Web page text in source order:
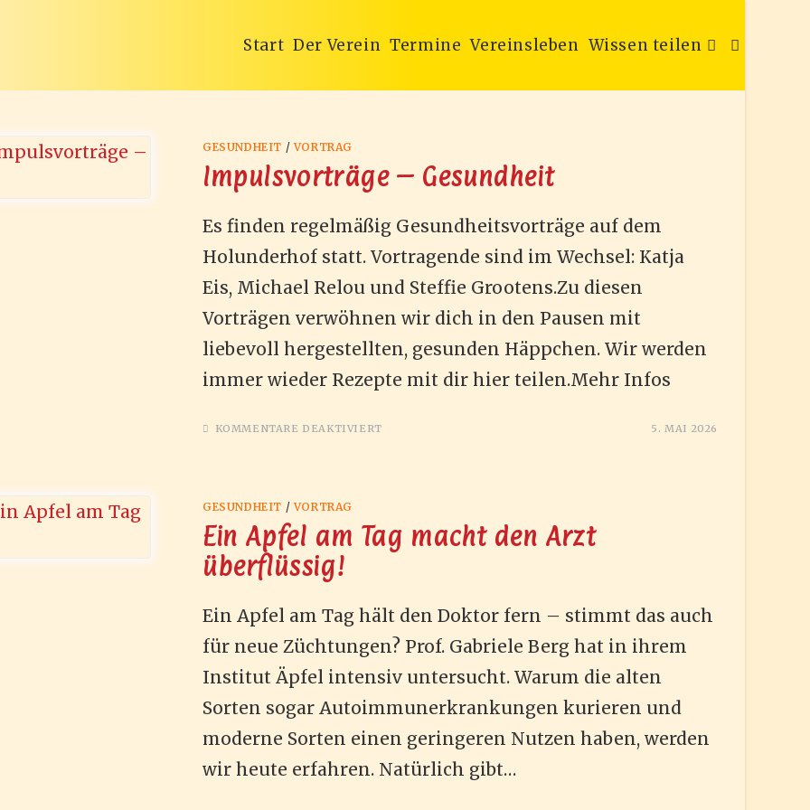
Start Der Verein Termine Vereinsleben Wissen teilen Website-
GESUNDHEIT /VORTRAG
Impulsvorträge – Gesundheit
Es finden regelmäßig Gesundheitsvorträge auf dem
Holunderhof statt. Vortragende sind im Wechsel: Katja
Eis, Michael Relou und Steffie Grootens.Zu diesen
Vorträgen verwöhnen wir dich in den Pausen mit
liebevoll hergestellten, gesunden Häppchen. Wir werden
immer wieder Rezepte mit dir hier teilen.Mehr Infos
KOMMENTARE DEAKTIVIERTFÜR 5. MAI 2026
GESUNDHEIT /VORTRAG
Ein Apfel am Tag macht den Arzt
überflüssig!
Ein Apfel am Tag hält den Doktor fern – stimmt das auch
für neue Züchtungen? Prof. Gabriele Berg hat in ihrem
Institut Äpfel intensiv untersucht. Warum die alten
Sorten sogar Autoimmunerkrankungen kurieren und
moderne Sorten einen geringeren Nutzen haben, werden
wir heute erfahren. Natürlich gibt…